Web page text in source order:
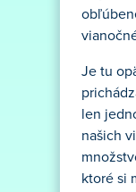
Je tu
len
našich
ktoré si